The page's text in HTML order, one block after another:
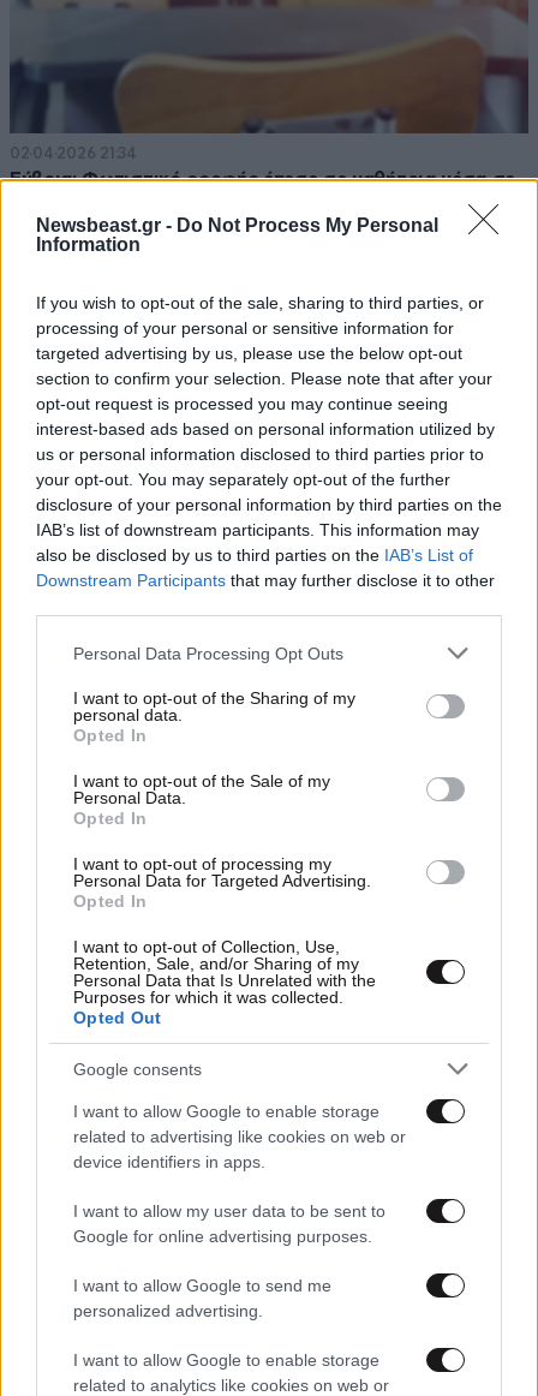
Newsbeast.gr - Do Not Process My Personal
Information
If you wish to opt-out of the sale, sharing to third parties, or
processing of your personal or sensitive information for
targeted advertising by us, please use the below opt-out
section to confirm your selection. Please note that after your
opt-out request is processed you may continue seeing
interest-based ads based on personal information utilized by
us or personal information disclosed to third parties prior to
your opt-out. You may separately opt-out of the further
disclosure of your personal information by third parties on the
IAB’s list of downstream participants. This information may
also be disclosed by us to third parties on the IAB’s List of
Downstream Participants that may further disclose it to other
Please note that this website/app uses one or more Google
not limited to your visit or usage behaviour. You may click to
grant or deny consent to Google and its third-party tags to
use your data for below specified purposes in below Google
consent section.
Personal Data Processing Opt Outs
I want to opt-out of the Sharing of my
personal data.
Opted In
I want to opt-out of the Sale of my
Personal Data.
Opted In
I want to opt-out of processing my
Personal Data for Targeted Advertising.
Opted In
I want to opt-out of Collection, Use,
Retention, Sale, and/or Sharing of my
Personal Data that Is Unrelated with the
Purposes for which it was collected.
Opted Out
Google consents
I want to allow Google to enable storage
related to advertising like cookies on web or
device identifiers in apps.
I want to allow my user data to be sent to
Google for online advertising purposes.
I want to allow Google to send me
personalized advertising.
I want to allow Google to enable storage
related to analytics like cookies on web or
02·04·2026 21:34
Εύβοια: Φωτιστικό οροφής έπεσε σε μαθήτρια μέσα σε
27·03·2026 21:41
Επίθεση με γροθιές σε αστυνομικό στα Ψαχνά: Η
σοκαριστική ενέδρα που κινητοποίησε την Εύβοια